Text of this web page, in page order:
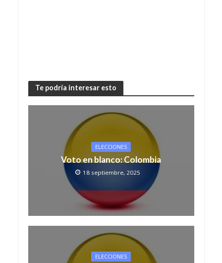
Te podría interesar esto
ELECCIONES
Voto en blanco: Colombia
18 septiembre, 2025
ELECCIONES